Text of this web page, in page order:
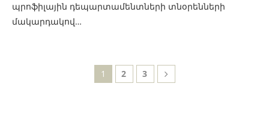
պրոֆիլային դեպարտամենտների տնօրենների
մակարդակով…
1 2 3